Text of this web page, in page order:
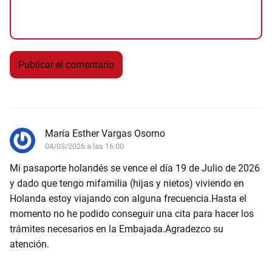
María Esther Vargas Osorno
04/03/2026 a las 16:00
Mi pasaporte holandés se vence el día 19 de Julio de 2026
y dado que tengo mifamilia (hijas y nietos) viviendo en
Holanda estoy viajando con alguna frecuencia.Hasta el
momento no he podido conseguir una cita para hacer los
trámites necesarios en la Embajada.Agradezco su
atención.